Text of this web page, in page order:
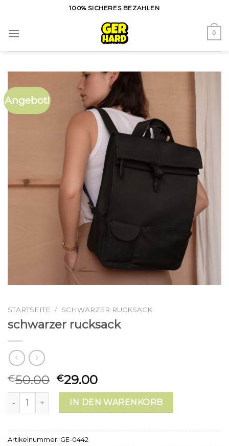
content
100% SICHERES BEZAHLEN
0
Angebot!
STARTSEITE / SCHWARZER RUCKSACK
schwarzer rucksack
€50.00 €29.00
schwarzer rucksack MengeIN DEN WARENKORB
Artikelnummer: GE-0442